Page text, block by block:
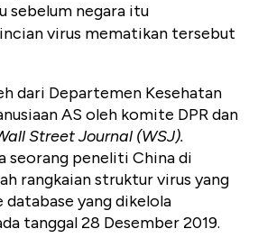
sebelum negara itu
virus mematikan tersebut
dari Departemen Kesehatan
AS oleh komite DPR dan
Street Journal (WSJ).
seorang peneliti China di
rangkaian struktur virus yang
database yang dikelola
tanggal 28 Desember 2019.